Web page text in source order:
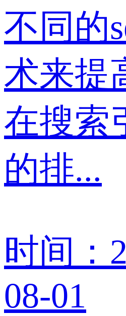
不同的
术来提
在搜索
的排...
时间：
08-01